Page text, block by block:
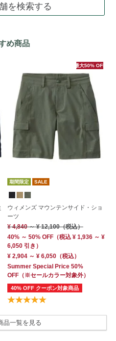
を検索する
め商品
最大50% OFF
期間限定 SALE
ウィメンズ マウンテンサイド・ショ
ーツ
¥ 4,840～¥ 12,100（税込）
40% ～ 50% OFF （税込 ¥ 1,936 ～ ¥
6,050 引き）
¥ 2,904 ～ ¥ 6,050 （税込）
Summer Special Price 50%
OFF （※セールカラー対象外）
40% OFF クーポン対象商品
品一覧を見る